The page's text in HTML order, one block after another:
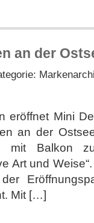
an der
eröffnet Mini
an der
mit Balkon
Art und
Mit […]